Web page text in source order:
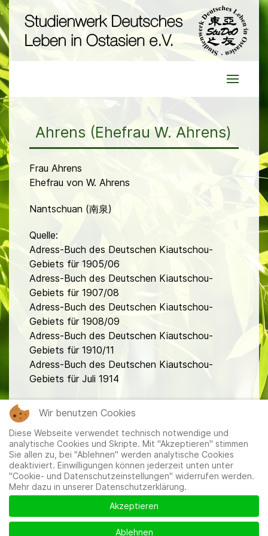
Ahrens (Ehefrau W. Ahrens)
Frau Ahrens
Ehefrau von W. Ahrens
Nantschuan (南泉)
Quelle:
Adress-Buch des Deutschen Kiautschou-
Gebiets für 1905/06
Adress-Buch des Deutschen Kiautschou-
Gebiets für 1907/08
Adress-Buch des Deutschen Kiautschou-
Gebiets für 1908/09
Adress-Buch des Deutschen Kiautschou-
Gebiets für 1910/11
Adress-Buch des Deutschen Kiautschou-
Gebiets für Juli 1914
Mitglieder|Impressum|Datenschutzerklärung|Cookie-
und Datenschutzeinstellungen
Wir benutzen Cookies
Diese Webseite verwendet technisch notwendige und
analytische Cookies und Skripte. Mit "Akzeptieren" stimmen
Sie allen zu, bei "Ablehnen" werden analytische Cookies
deaktiviert. Einwilligungen können jederzeit unten unter
"Cookie- und Datenschutzeinstellungen" widerrufen werden.
Mehr dazu in unserer Datenschutzerklärung.
Akzeptieren
Ablehnen